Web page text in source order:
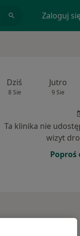
Zaloguj
Dziś
8 Sie
Jutro
9 Sie
Ta klinika nie
wizyt
Poproś